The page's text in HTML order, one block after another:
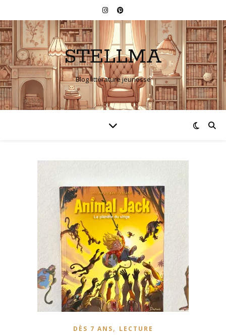
STELLMA
Blog littérature jeunesse
DÈS 7 ANS, LECTURE